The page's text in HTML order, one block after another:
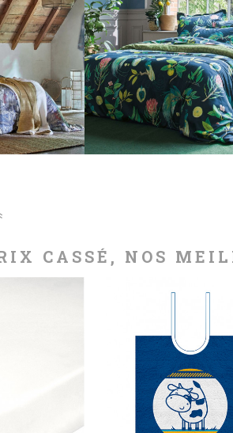
DE
PARURE
COTON,...
345,00 €
CASSÉ, NOS
Witte... Bavoir Enfant
6,00 €